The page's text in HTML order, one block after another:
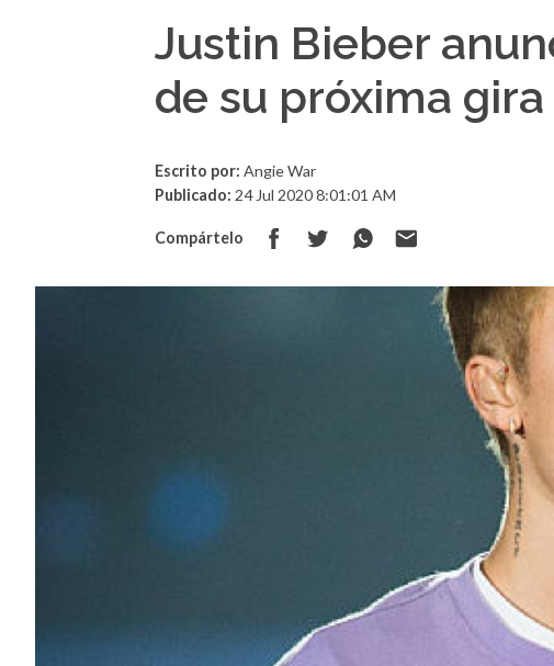
Justin Bieber
de su próxima gira
Escrito por: Angie War
Publicado: 24 Jul 2020 8:01:01 AM
Compártelo